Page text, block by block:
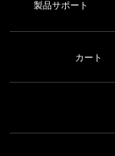
製品サポート
カート